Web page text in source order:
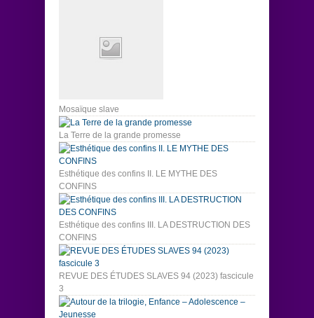
Mosaïque slave
La Terre de la grande promesse
Esthétique des confins II. LE MYTHE DES
CONFINS
Esthétique des confins III. LA DESTRUCTION DES
CONFINS
REVUE DES ÉTUDES SLAVES 94 (2023) fascicule
3